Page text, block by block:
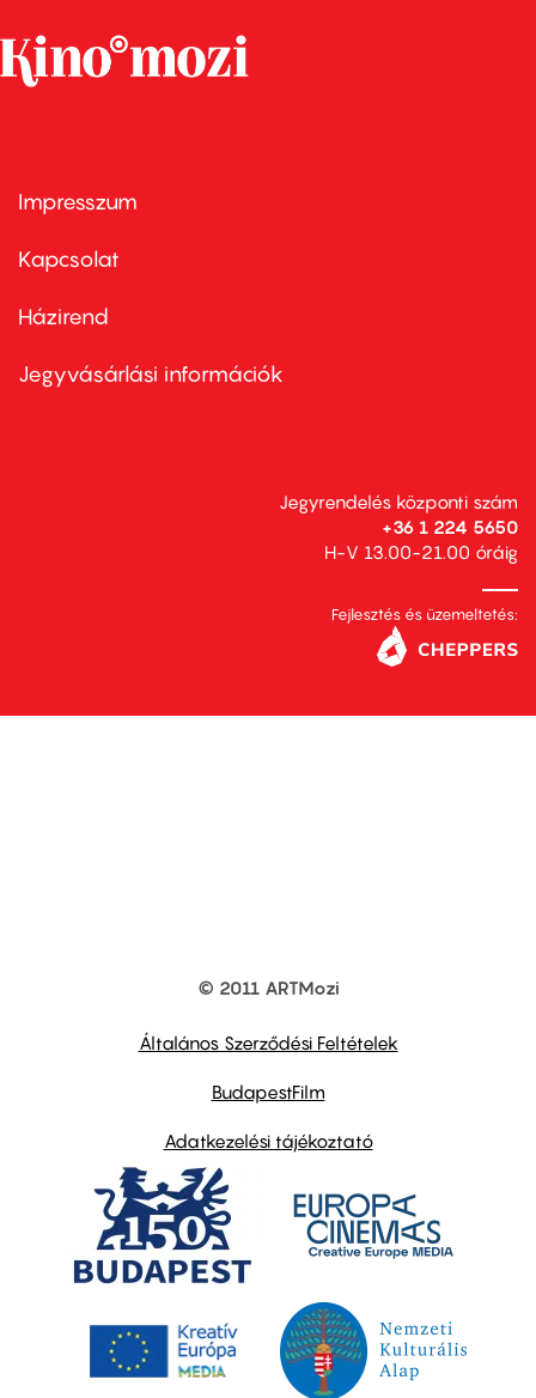
Footer
first
Impresszum
Kapcsolat
Footer
second
Házirend
Jegyvásárlási információk
Jegyrendelés központi szám
+36 1 224 5650
H-V 13.00-21.00 óráig
Fejlesztés és üzemeltetés:
© 2011 ARTMozi
Általános Szerződési Feltételek
BudapestFilm
Adatkezelési tájékoztató